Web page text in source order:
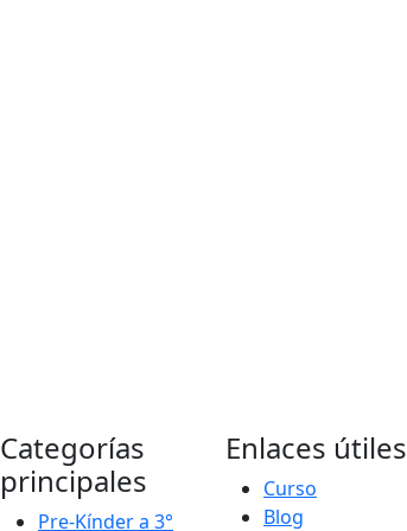
Categorías
principales
Pre-Kínder a 3°
Enlaces útiles
Curso
Blog